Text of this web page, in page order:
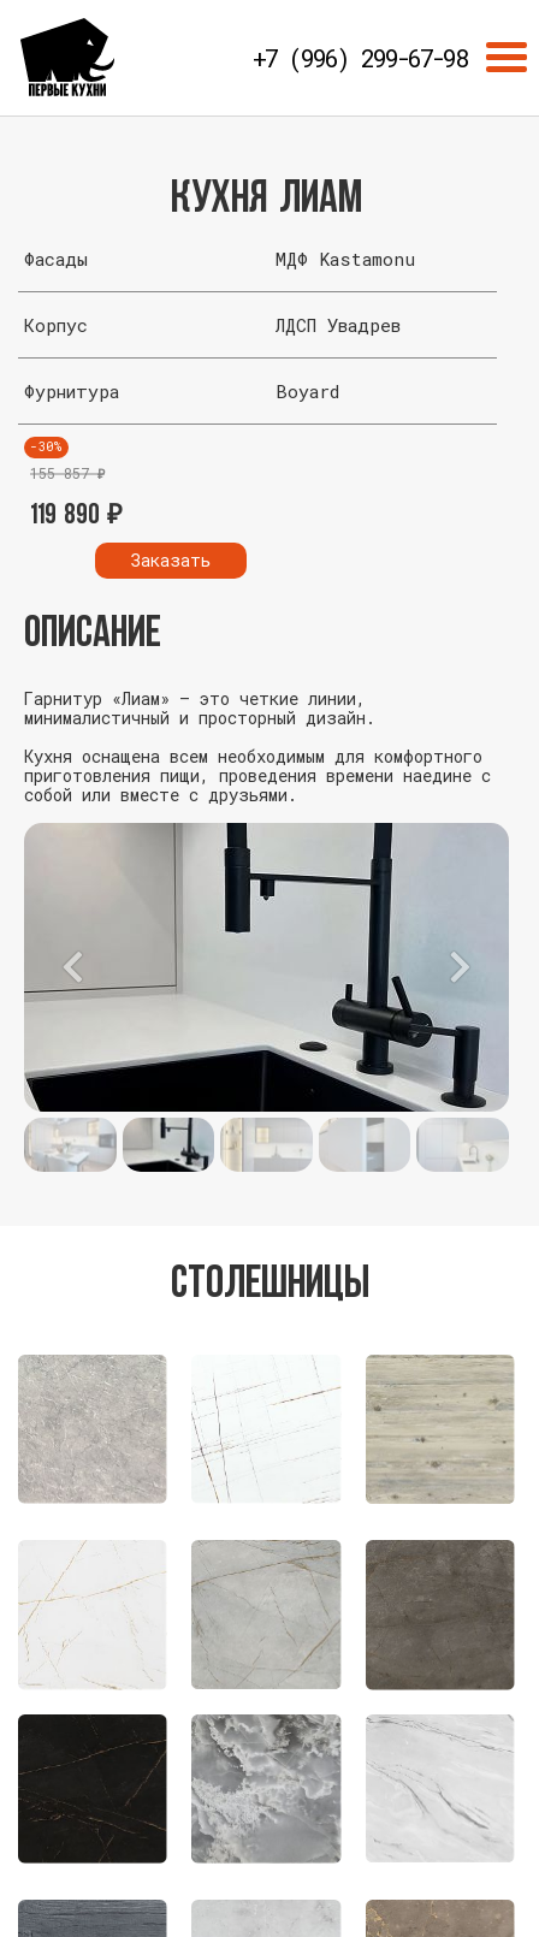
+7 (996) 299-67-98
Кухня Лиам
Фасады МДФ Kastamonu
Корпус ЛДСП Увадрев
Фурнитура Boyard
-30%
155 857₽
119 890 ₽
Заказать
ОПИСАНИЕ
Гарнитур «Лиам» — это четкие линии,
минималистичный и просторный дизайн.
Кухня оснащена всем необходимым для комфортного
приготовления пищи, проведения времени наедине с
собой или вместе с друзьями.
Столешницы